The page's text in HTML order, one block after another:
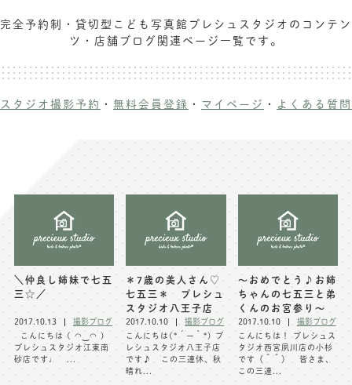
成人式写真撮影
卒業袴･卒業写真撮影
入園入学･卒園卒業記念撮影
マタニティフォト撮影
初節句記念写真撮影
フレンド記念撮影
フォトウェディング
横浜港北店 et Fleur
お客様の声
スタジオブログ
記念撮影コラム
よくある質問
お祝いギフトカード
キャンペーン･限定プラン情報
無料会員登録
料金シミュレーション
完全予約制・貸切型こども写真館プレシュスタジオのコンテン
ツ・店舗ブログ関連ページ一覧です。
スタジオ撮影予約 ・ 無料会員登録 ・ マイページ ・ よくある質問
＼仲良し姉妹で七五
三☆／
2017.10.13
撮影ブログ
こんにちは ( ◠‿◠ )
プレシュスタジオ江東南
砂店です♩ ...
＊7歳の美人さん♡
七五三＊ プレシュ
スタジオ八王子店
2017.10.10
撮影ブログ
こんにちは(*´ー｀*) プ
レシュスタジオ八王子店
です♪ この三連休、秋
晴れ...
〜おめでとう♪お姉
ちゃんの七五三と弟
くんのお宮参り〜
2017.10.10
撮影ブログ
こんにちは！ プレシュス
タジオ西宮夙川店の小杉
です（＾＾） 皆さま、
この三連...